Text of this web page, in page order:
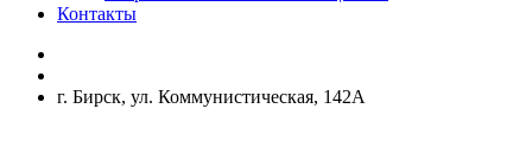
Контакты
г. Бирск, ул. Коммунистическая, 142А